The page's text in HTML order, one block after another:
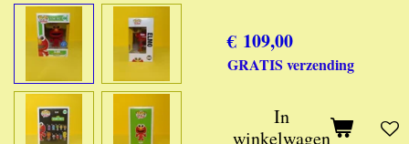
€ 109,00
GRATIS verzending
In
winkelwagen